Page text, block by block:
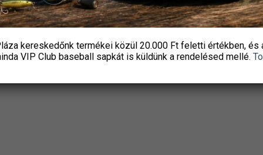
190 Ft
-
6
was:
15
590 Ft.
is:
10
890 Ft.
PecaPláza
KOSÁRBA TESZEM
Ennek
a
több
kereskedőnk termékei közül 20.000 Ft felettiértékben, és
VIP Club baseball sapkátis küldünk a rendelésed mellé.